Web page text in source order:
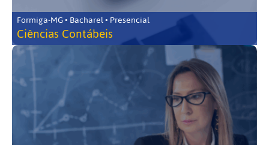
Formiga-MG • Bacharel • Presencial
Ciências Contábeis